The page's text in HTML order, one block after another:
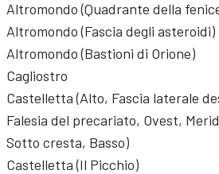
Altromondo (Quadrante della
Altromondo (Fascia degli asteroidi)
Altromondo (Bastioni di Orione)
Cagliostro
Castelletta (Alto, Fascia laterale
Falesia del precariato, Ovest,
Sotto cresta, Basso)
Castelletta (Il Picchio)